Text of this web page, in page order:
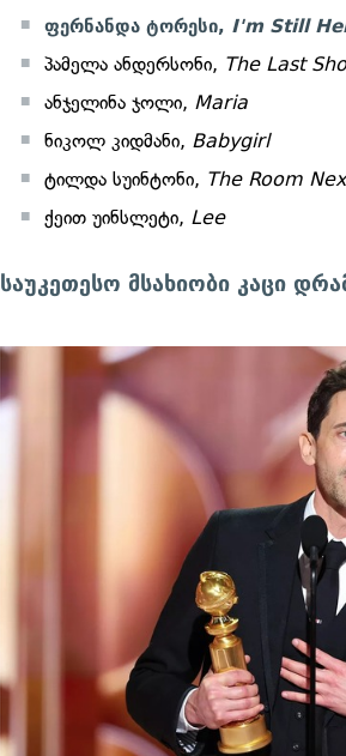
ფერნანდა ტორესი, I'm Still
პამელა ანდერსონი, The Last
ანჯელინა ჯოლი, Maria
ნიკოლ კიდმანი, Babygirl
ტილდა სუინტონი, The Room
ქეით უინსლეტი, Lee
საუკეთესო მსახიობი კაცი